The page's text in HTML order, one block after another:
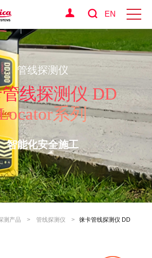
EN
管线探测仪
线探测仪 DD
系列
智能化安全施工
测产品 > 管线探测仪 > 徕卡管线探测仪 DD